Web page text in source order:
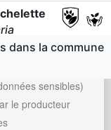
(Le)
dans la commune
sensibles)
le producteur